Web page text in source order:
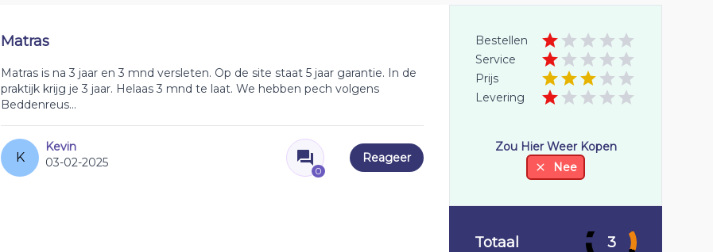
Matras
Matras is na 3 jaar en 3 mnd versleten. Op de site staat 5 jaar garantie. In de
praktijk krijg je 3 jaar. Helaas 3 mnd te laat. We hebben pech volgens
Beddenreus...
K
Kevin
03-02-2025
0
Reageer
Bestellen
Service
Prijs
Levering
Zou Hier Weer Kopen
Nee
Totaal 3